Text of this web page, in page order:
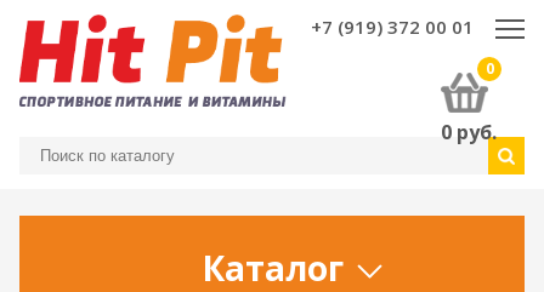
0
0 руб.
+7 (919) 372 00 01
Каталог